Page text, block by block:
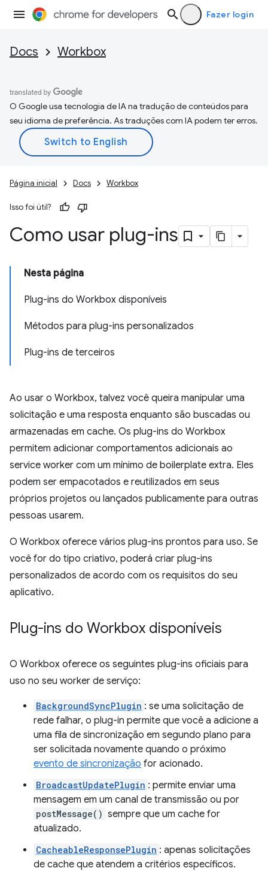
Fazer login
Docs Workbox
O Google usa tecnologia de IA na tradução de conteúdos para
seu idioma de preferência. As traduções com IA podem ter erros.
Página inicial Docs Workbox
Isso foi útil?
Como usar plug-ins
Nesta página
Plug-ins do Workbox disponíveis
Métodos para plug-ins personalizados
Plug-ins de terceiros
Ao usar o Workbox, talvez você queira manipular uma
solicitação e uma resposta enquanto são buscadas ou
armazenadas em cache. Os plug-ins do Workbox
permitem adicionar comportamentos adicionais ao
service worker com um mínimo de boilerplate extra. Eles
podem ser empacotados e reutilizados em seus
próprios projetos ou lançados publicamente para outras
pessoas usarem.
O Workbox oferece vários plug-ins prontos para uso. Se
você for do tipo criativo, poderá criar plug-ins
personalizados de acordo com os requisitos do seu
aplicativo.
Plug-ins do Workbox disponíveis
O Workbox oferece os seguintes plug-ins oficiais para
uso no seu worker de serviço:
BackgroundSyncPlugin : se uma solicitação de
rede falhar, o plug-in permite que você a adicione a
uma fila de sincronização em segundo plano para
ser solicitada novamente quando o próximo
evento de sincronização for acionado.
BroadcastUpdatePlugin : permite enviar uma
mensagem em um canal de transmissão ou por
postMessage() sempre que um cache for
atualizado.
CacheableResponsePlugin : apenas solicitações
de cache que atendem a critérios específicos.